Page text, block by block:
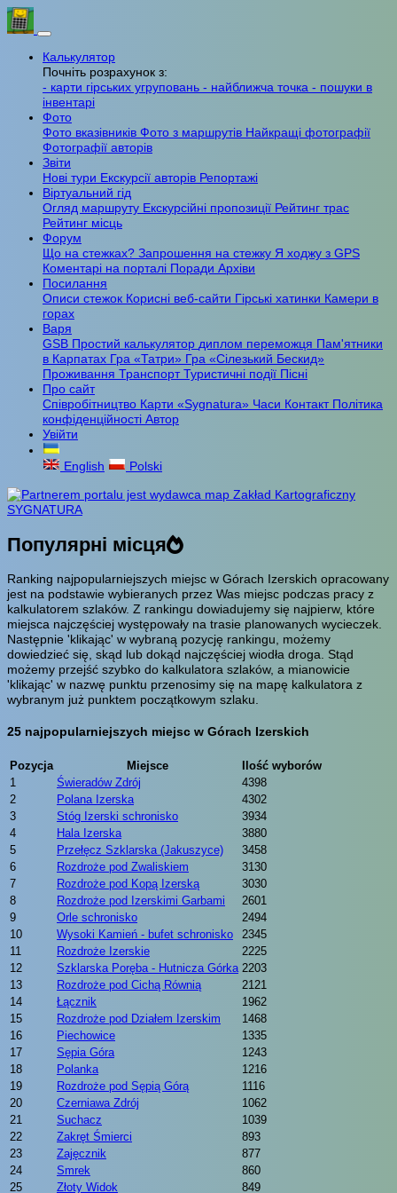
Калькулятор
Почніть розрахунок з:
- карти гірських угруповань - найближча точка - пошуки в
інвентарі
Фото
Фото вказівників Фото з маршрутів Найкращі фотографії
Фотографії авторів
Звіти
Нові тури Екскурсії авторів Репортажі
Віртуальний гід
Огляд маршруту Екскурсійні пропозиції Рейтинг трас
Рейтинг місць
Форум
Що на стежках? Запрошення на стежку Я ходжу з GPS
Коментарі на порталі Поради Архіви
Посилання
Описи стежок Корисні веб-сайти Гірські хатинки Камери в
горах
Варя
GSB Простий калькулятор диплом переможця Пам'ятники
в Карпатах Гра «Татри» Гра «Сілезький Бескид»
Проживання ТранспортТуристичні події Пісні
Про сайт
Співробітництво Карти «Sygnatura» Часи Контакт Політика
конфіденційності Автор
Увійти
English Polski
Популярні місця
Ranking najpopularniejszych miejsc w Górach Izerskich opracowany
jest na podstawie wybieranych przez Was miejsc podczas pracy z
kalkulatorem szlaków. Z rankingu dowiadujemy się najpierw, które
miejsca najczęściej występowały na trasie planowanych wycieczek.
Następnie 'klikając' w wybraną pozycję rankingu, możemy
dowiedzieć się, skąd lub dokąd najczęściej wiodła droga. Stąd
możemy przejść szybko do kalkulatora szlaków, a mianowicie
'klikając' w nazwę punktu przenosimy się na mapę kalkulatora z
wybranym już punktem początkowym szlaku.
25 najpopularniejszych miejsc w Górach Izerskich
Pozycja Miejsce
Ilość wyborów
1
Świeradów Zdrój
4398
2
Polana Izerska
4302
3
Stóg Izerski schronisko
3934
4
Hala Izerska
3880
5
Przełęcz Szklarska (Jakuszyce)
3458
6
Rozdroże pod Zwaliskiem
3130
7
Rozdroże pod Kopą Izerską
3030
8
Rozdroże pod Izerskimi Garbami
2601
9
Orle schronisko
2494
10
Wysoki Kamień - bufet schronisko
2345
11
Rozdroże Izerskie
2225
12
Szklarska Poręba - Hutnicza Górka 2203
13
Rozdroże pod Cichą Równią
2121
14
Łącznik
1962
15
Rozdroże pod Działem Izerskim
1468
16
Piechowice
1335
17
Sępia Góra
1243
18
Polanka
1216
19
Rozdroże pod Sępią Górą
1116
20
Czerniawa Zdrój
1062
21
Suchacz
1039
22
Zakręt Śmierci
893
23
Zajęcznik
877
24
Smrek
860
25
Złoty Widok 849